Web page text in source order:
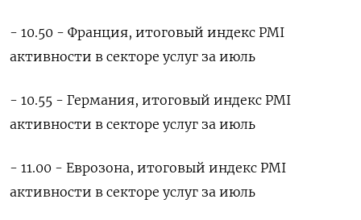
- 10.50 - Франция, итоговый индекс PMI
активности в секторе услуг за июль
- 10.55 - Германия, итоговый индекс PMI
активности в секторе услуг за июль
- 11.00 - Еврозона, итоговый индекс PMI
активности в секторе услуг за июль